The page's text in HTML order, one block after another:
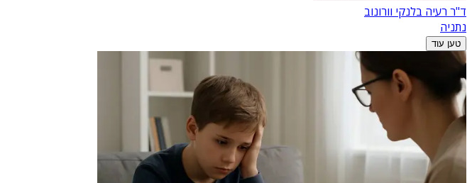
ד"ר רעיה בלנקי וורונוב
נתניה
טען עוד